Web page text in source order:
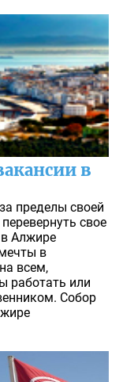
в
пределы своей
свое
Алжире
в
всем,
работать или
Собор